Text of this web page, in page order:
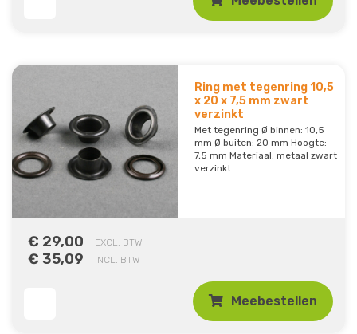
Ring met tegenring 10,5
x 20 x 7,5 mm zwart
verzinkt
Met tegenring Ø binnen: 10,5
mm Ø buiten: 20 mm Hoogte:
7,5 mm Materiaal: metaal zwart
verzinkt
€ 29,00 EXCL. BTW
€ 35,09 INCL. BTW
Meebestellen